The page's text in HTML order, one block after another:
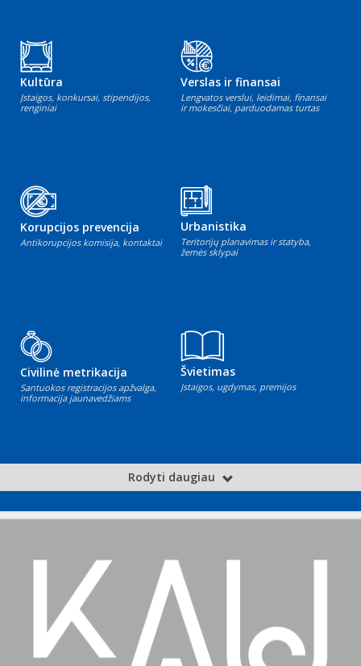
Kultūra
Įstaigos, konkursai, stipendijos,
renginiai
Verslas ir finansai
Lengvatos verslui, leidimai, finansai
ir mokesčiai, parduodamas turtas
Korupcijos prevencija
Antikorupcijos komisija, kontaktai
Urbanistika
Teritorijų planavimas ir statyba,
žemės sklypai
Civilinė metrikacija
Santuokos registracijos apžvalga,
informacija jaunavedžiams
Švietimas
Įstaigos, ugdymas, premijos
Rodyti daugiau